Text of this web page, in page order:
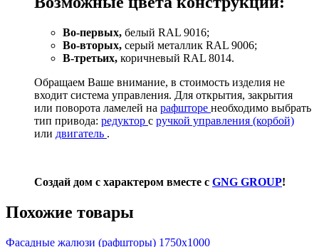
Во-первых, белый RAL 9016;
Во-вторых, серый металлик RAL 9006;
В-третьих, коричневый RAL 8014.
Обращаем Ваше внимание, в стоимость изделия не
входит система управления. Для открытия, закрытия
или поворота ламелей на рафшторе необходимо выбрать
тип привода: редуктор с ручкой управления (корбой)
или двигатель .
Создай дом с характером вместе с GNG GROUP!
Похожие товары
Фасадные жалюзи (рафшторы) 1750х1000